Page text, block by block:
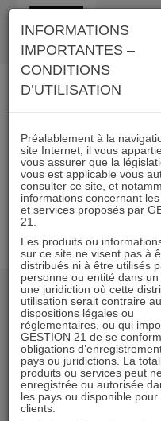
Skip
content
1an
12.02.2018 -
Recevoir
INFORMATIONS
IMPORTANTES –
CONDITIONS
D’UTILISATION
Préalablement à la
site Internet, il vous
vous assurer que la
vous est applicable vous
consulter ce site, et
informations concernant
et services proposés par
21.
Les produits ou
sur ce site ne visent pas à
distribués ni à être utilisés
personne ou entité dans un
une juridiction où cette
utilisation serait contraire
dispositions légales ou
réglementaires, ou qui
GESTION 21 de se
obligations
pays ou juridictions. La
produits ou services peut
enregistrée ou autorisée
les pays ou disponible pour
clients.